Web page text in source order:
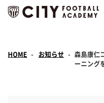
HOME お知らせ
森島康仁
ーニング